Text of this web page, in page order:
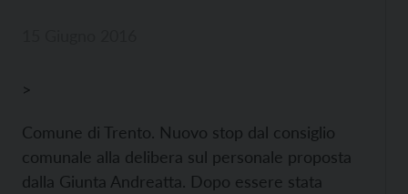
>
Comune di Trento. Nuovo stop dal consiglio
comunale alla delibera sul personale proposta
dalla Giunta Andreatta. Dopo essere stata